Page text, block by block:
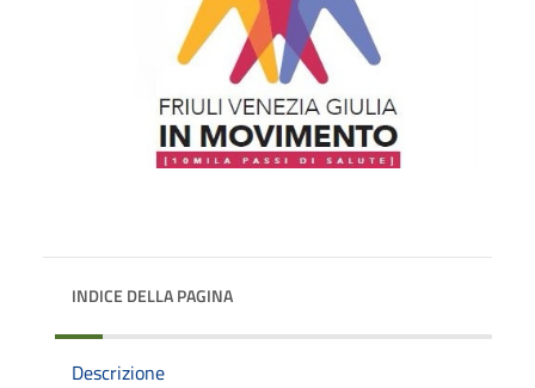
INDICE DELLA PAGINA
Descrizione